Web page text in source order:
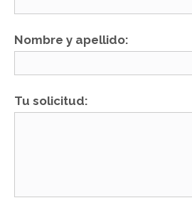
Nombre y apellido:
Tu solicitud: